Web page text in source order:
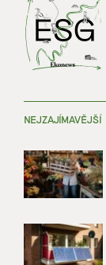
NEJZAJÍMAVĚJŠÍ